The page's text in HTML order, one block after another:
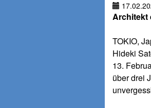
Architekt
TOKIO,
Hideki
13.
über drei